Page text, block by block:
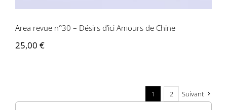
Area revue n°30 – Désirs d’ici Amours de Chine
25,00 €
1 2 Suivant